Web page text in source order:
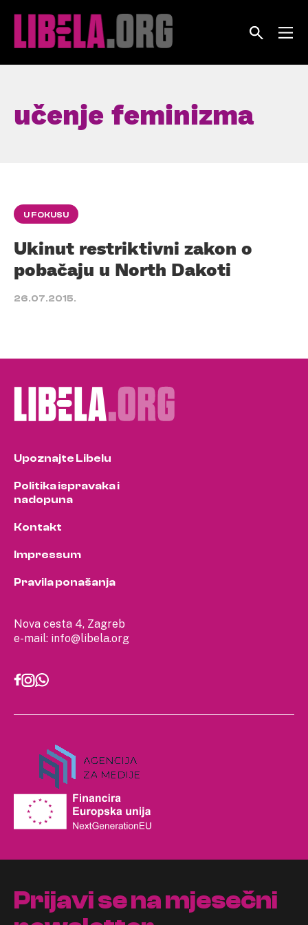
učenje feminizma
U FOKUSU
Ukinut restriktivni zakon o
pobačaju u North Dakoti
26.07.2015.
Nova cesta 4, Zagreb
e-mail: info@libela.org
Upoznajte Libelu
Politika ispravaka i
nadopuna
Kontakt
Impressum
Pravila ponašanja
Prijavi se na mjesečni